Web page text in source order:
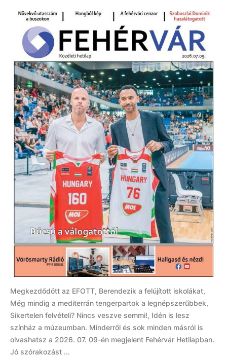
Megkezdődött az EFOTT, Berendezik a felújított iskolákat,
Még mindig a mediterrán tengerpartok a legnépszerűbbek,
Sikertelen felvételi? Nincs veszve semmi!, Idén is lesz
színház a múzeumban. Minderről és sok minden másról is
olvashatsz a 2026. 07. 09-én megjelent Fehérvár Hetilapban.
Jó szórakozást ...